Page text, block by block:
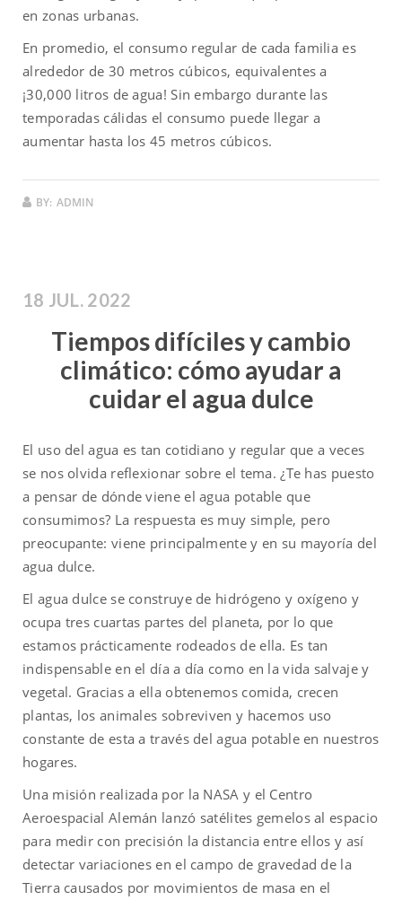
en zonas urbanas.
En promedio, el consumo regular de cada familia es
alrededor de 30 metros cúbicos, equivalentes a
¡30,000 litros de agua! Sin embargo durante las
temporadas cálidas el consumo puede llegar a
aumentar hasta los 45 metros cúbicos.
BY: ADMIN
18 JUL. 2022
Tiempos difíciles y cambio
climático: cómo ayudar a
cuidar el agua dulce
El uso del agua es tan cotidiano y regular que a veces
se nos olvida reflexionar sobre el tema. ¿Te has puesto
a pensar de dónde viene el agua potable que
consumimos? La respuesta es muy simple, pero
preocupante: viene principalmente y en su mayoría del
agua dulce.
El agua dulce se construye de hidrógeno y oxígeno y
ocupa tres cuartas partes del planeta, por lo que
estamos prácticamente rodeados de ella. Es tan
indispensable en el día a día como en la vida salvaje y
vegetal. Gracias a ella obtenemos comida, crecen
plantas, los animales sobreviven y hacemos uso
constante de esta a través del agua potable en nuestros
hogares.
Una misión realizada por la NASA y el Centro
Aeroespacial Alemán lanzó satélites gemelos al espacio
para medir con precisión la distancia entre ellos y así
detectar variaciones en el campo de gravedad de la
Tierra causados por movimientos de masa en el